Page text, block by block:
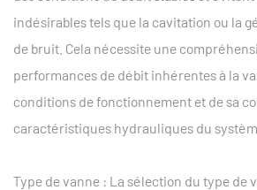
indésirables tels que la cavitation ou la
de bruit. Cela nécessite une
performances de débit inhérentes à la
conditions de fonctionnement et de sa
caractéristiques hydrauliques du
Type de vanne : La sélection du type de